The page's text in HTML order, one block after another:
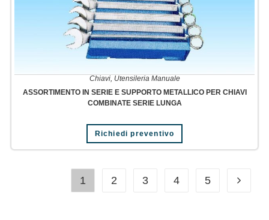
Chiavi, Utensileria Manuale
ASSORTIMENTO IN SERIE E SUPPORTO METALLICO PER CHIAVI
COMBINATE SERIE LUNGA
Richiedi preventivo
1 2 3 4 5